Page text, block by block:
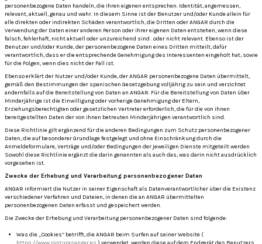
personenbezogene Daten handeln, die Ihren eigenen entsprechen. Identität, angemessen,
relevant, aktuell, genau und wahr. In diesem Sinne ist der Benutzer und/oder Kunde allein für
alle direkten oder indirekten Schäden verantwortlich, die Dritten oder ANGAR durch die
Verwendung der Daten einer anderen Person oder ihrer eigenen Daten entstehen, wenn diese
falsch, fehlerhaft, nicht aktuell oder unzureichend sind . oder nicht relevant. Ebenso ist der
Benutzer und/oder Kunde, der personenbezogene Daten eines Dritten mitteilt, dafür
verantwortlich, dass er die entsprechende Genehmigung des Interessenten eingeholt hat, sowie
für die Folgen, wenn dies nicht der Fall ist.
Ebenso erklärt der Nutzer und/oder Kunde, der ANGAR personenbezogene Daten übermittelt,
gemäß den Bestimmungen der spanischen Gesetzgebung volljährig zu sein und verzichtet
andernfalls auf die Bereitstellung von Daten an ANGAR. Für die Bereitstellung von Daten über
Minderjährige ist die Einwilligung oder vorherige Genehmigung der Eltern,
Erziehungsberechtigten oder gesetzlichen Vertreter erforderlich, die für die von ihnen
bereitgestellten Daten der von ihnen betreuten Minderjährigen verantwortlich sind.
Diese Richtlinie gilt ergänzend für die anderen Bedingungen zum Schutz personenbezogener
Daten, die auf besonderer Grundlage festgelegt und ohne Einschränkung durch die
Anmeldeformulare, Verträge und/oder Bedingungen der jeweiligen Dienste mitgeteilt werden
Sowohl diese Richtlinie ergänzt die darin genannten als auch das, was darin nicht ausdrücklich
vorgesehen ist.
Zwecke der Erhebung und Verarbeitung personenbezogener Daten
ANGAR informiert die Nutzer in seiner Eigenschaft als Datenverantwortlicher über die Existenz
verschiedener Verfahren und Dateien, in denen die an ANGAR übermittelten
personenbezogenen Daten erfasst und gespeichert werden.
Die Zwecke der Erhebung und Verarbeitung personenbezogener Daten sind folgende:
Was die „Cookies“ betrifft, die ANGAR beim Surfen auf seiner Website (